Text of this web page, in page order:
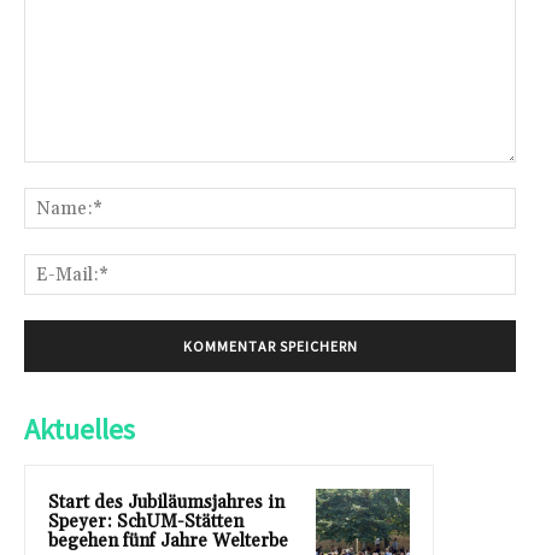
Aktuelles
Start des Jubiläumsjahres in
Speyer: SchUM-Stätten
begehen fünf Jahre Welterbe